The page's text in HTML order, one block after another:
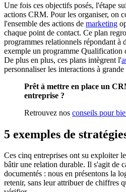
Une fois ces objectifs posés, l'étape
actions CRM. Pour les organiser, on
l'ensemble des actions de marketing
chaque point de contact. Ce plan
programmes relationnels répondant à
exemple un programme Qualification
De plus en plus, ces plans intègrent l'
personnaliser les interactions à grande
Prêt à mettre en place un
entreprise ?
Retrouvez nos conseils pour
5 exemples de
Ces cinq entreprises ont su exploiter
bâtir une relation durable. Il s'agit de
documentés : nous en présentons la
retenir, sans leur attribuer de chiffres